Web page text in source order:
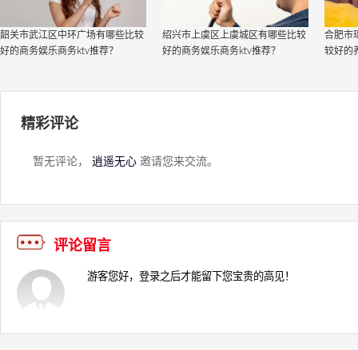
韶关市武江区中环广场有哪些比较
好的商务娱乐商务ktv推荐？
绍兴市上虞区上虞城区有哪些比较
好的商务娱乐商务ktv推荐？
合肥市
较好的
精彩评论
暂无评论， 逍遥无心 邀请您来交流。
评论留言